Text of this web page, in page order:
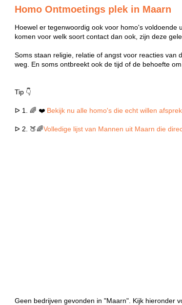
Homo Ontmoetings plek in Maarn
Hoewel er tegenwoordig ook voor homo's
komen voor welk soort contact dan ook, zijn deze
Soms staan religie, relatie of angst voor reacties van
weg. En soms ontbreekt ook de tijd of de behoefte
Tip 👇
ᐅ 1. 🌈 ❤️ Bekijk nu alle homo's die echt willen
ᐅ 2. 🍑🌈Volledige lijst van Mannen uit Maarn die
Geen bedrijven gevonden in "Maarn". Kijk hieronder